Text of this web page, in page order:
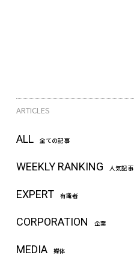
ARTICLES
ALL 全ての記事
WEEKLY RANKING 人気記事
EXPERT 有識者
CORPORATION 企業
MEDIA 媒体